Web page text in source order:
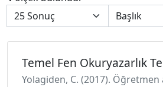
Temel Fen Okuryazarlık
Yolagiden, C. (2017). Öğretmen